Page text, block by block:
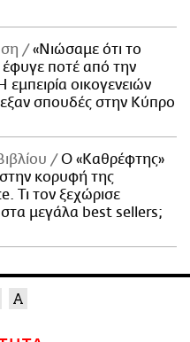
«Νιώσαμε ότι το
έφυγε ποτέ από την
οικογενειών
σπουδές στην Κύπρο
Ο «Καθρέφτης»
κορυφή της
Τι τον ξεχώρισε
μεγάλα best sellers;